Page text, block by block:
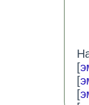
[
[
[